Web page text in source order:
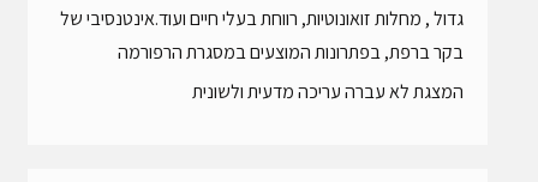
גדול , מחלות זואונוטיות, רווחת בעלי חיים ועוד.אינטנסיבי של
בקר ברפת, בפתרונות המוצעים במסגרת הרפורמה
המצגת לא עברה עריכה מדעית ולשונית